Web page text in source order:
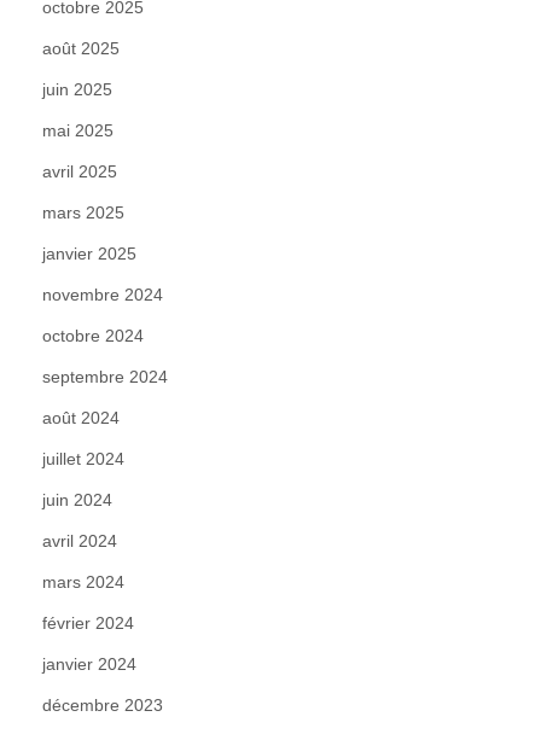
octobre 2025
août 2025
juin 2025
mai 2025
avril 2025
mars 2025
janvier 2025
novembre 2024
octobre 2024
septembre 2024
août 2024
juillet 2024
juin 2024
avril 2024
mars 2024
février 2024
janvier 2024
décembre 2023